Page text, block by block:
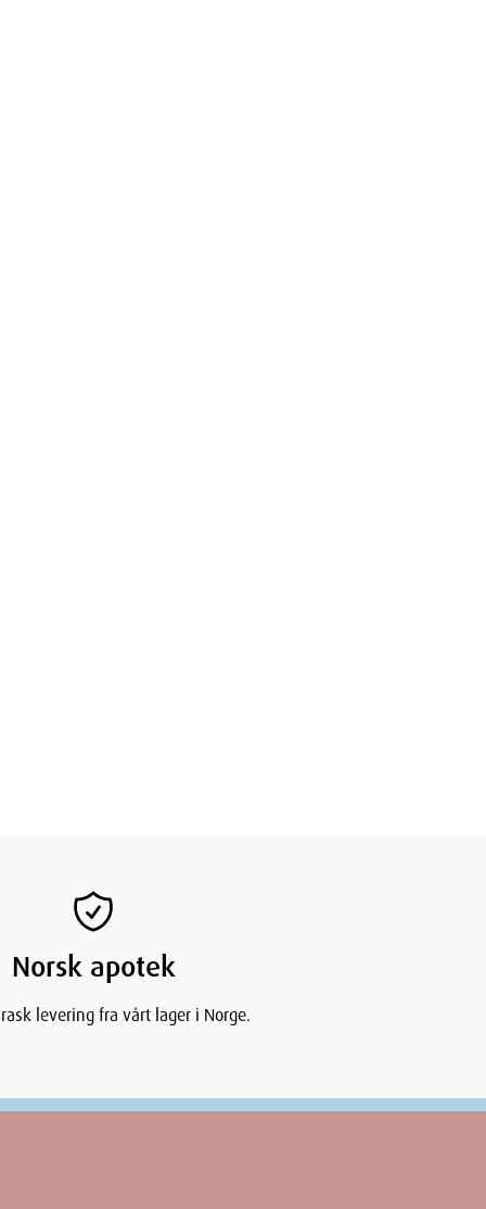
Norsk apotek
levering fra vårt lager i Norge.